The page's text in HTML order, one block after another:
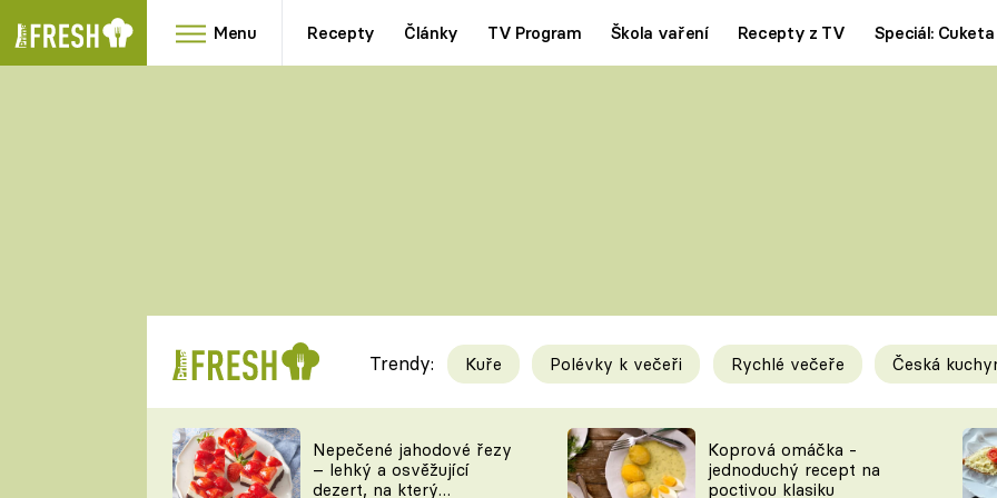
Menu Recepty Články TV Program Škola vaření Recepty z TV Speciál: Cuketa
RYCHLOVKY
Videorecepty
TEĎ VAŘÍ ŠÉF!
Tipy a triky
KAM ZA JÍDLEM
Trendy: Kuře Polévky k večeři Rychlé večeře Česká
Nepečené jahodové řezy
– lehký a osvěžující
dezert, na který
Koprová omáčka -
jednoduchý recept na
poctivou klasiku